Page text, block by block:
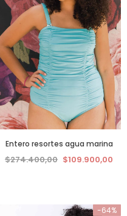
Entero resortes agua marina
$274.400,00 $109.900,00
-64%